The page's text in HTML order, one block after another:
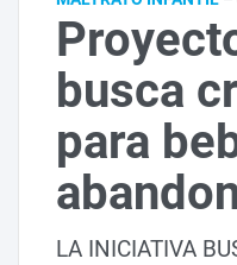
busca
para
LA INICIATIVA